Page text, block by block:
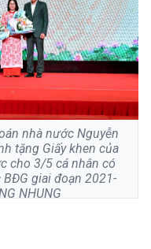
nhà nước Nguyễn
tặng Giấy khen của
cho 3/5 cá nhân có
giai đoạn 2021-
NHUNG